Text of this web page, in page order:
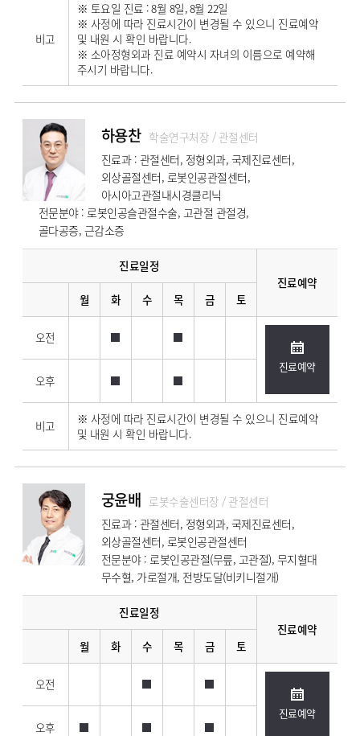
비고
※ 토요일 진료 : 8월 8일, 8월 22일
※ 사정에 따라 진료시간이 변경될 수 있으니 진료예약
및 내원 시 확인 바랍니다.
※ 소아정형외과 진료 예약시 자녀의 이름으로 예약해
주시기 바랍니다.
하용찬 학술연구처장 / 관절센터
진료과 : 관절센터, 정형외과, 국제진료센터,
외상골절센터, 로봇인공관절센터,
아시아고관절내시경클리닉
전문분야 : 로봇인공슬관절수술, 고관절 관절경,
골다공증, 근감소증
진료일정
진료예약
월
화 수 목 금 토
오전
진료예약
오후
비고
※ 사정에 따라 진료시간이 변경될 수 있으니 진료예약
및 내원 시 확인 바랍니다.
궁윤배 로봇수술센터장 / 관절센터
진료과 : 관절센터, 정형외과, 국제진료센터,
외상골절센터, 로봇인공관절센터
전문분야 : 로봇인공관절(무릎, 고관절), 무지혈대
무수혈, 가로절개, 전방도달(비키니절개)
진료일정
진료예약
월
화 수 목 금 토
오전
진료예약
오후